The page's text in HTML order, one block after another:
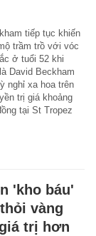
tiếp tục khiến
trầm trồ với vóc
ở tuổi 52 khi
David Beckham
nghỉ xa hoa trên
trị giá khoảng
tại St Tropez
'kho báu'
vàng
trị hơn